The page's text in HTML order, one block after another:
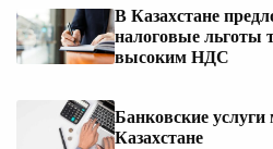
В Казахстане
налоговые льготы
высоким НДС
Банковские
Казахстане